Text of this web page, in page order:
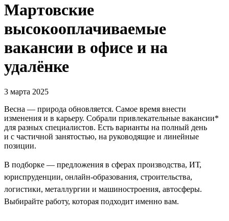
Мартовские
высокооплачиваемые
вакансии в офисе и на
удалёнке
3 марта 2025
Весна — природа обновляется. Самое время внести
изменения и в карьеру. Собрали привлекательные вакансии*
для разных специалистов. Есть варианты на полный день
и с частичной занятостью, на руководящие и линейные
позиции.
В подборке — предложения в сферах производства, ИТ,
юриспруденции, онлайн-образования, строительства,
логистики, металлургии и машиностроения, автосферы.
Выбирайте работу, которая подходит именно вам.